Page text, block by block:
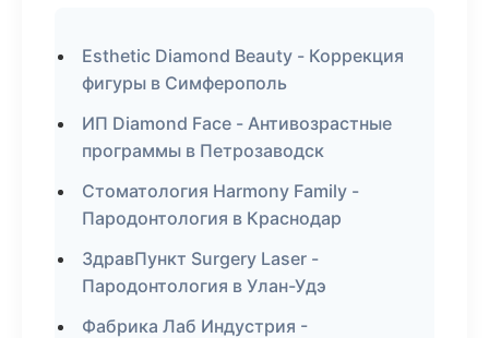
Esthetic Diamond Beauty - Коррекция
фигуры в Симферополь
ИП Diamond Face - Антивозрастные
программы в Петрозаводск
Стоматология Harmony Family -
Пародонтология в Краснодар
ЗдравПункт Surgery Laser -
Пародонтология в Улан-Удэ
Фабрика Лаб Индустрия -